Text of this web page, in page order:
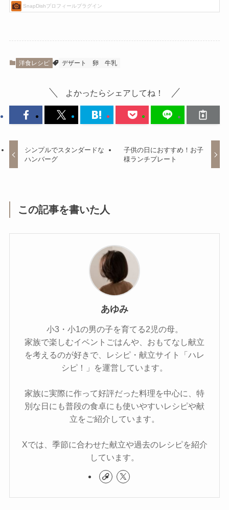
洋食レシピ デザート 卵 牛乳
よかったらシェアしてね！
シンプルでスタンダードな
ハンバーグ
子供の日におすすめ！お子
様ランチプレート
この記事を書いた人
あゆみ
小3・小1の男の子を育てる2児の母。
家族で楽しむイベントごはんや、おもてなし献立
を考えるのが好きで、レシピ・献立サイト「ハレ
シピ！」を運営しています。
家族に実際に作って好評だった料理を中心に、特
別な日にも普段の食卓にも使いやすいレシピや献
立をご紹介しています。
Xでは、季節に合わせた献立や過去のレシピを紹介
しています。